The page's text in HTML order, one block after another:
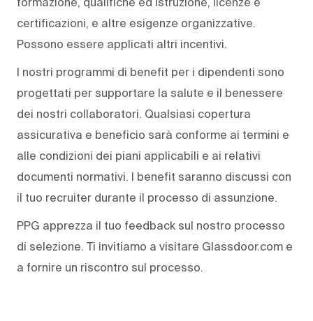
certificazioni, e altre esigenze organizzative.
Possono essere applicati altri incentivi.
I nostri programmi di benefit per i dipendenti sono
progettati per supportare la salute e il benessere
dei nostri collaboratori. Qualsiasi copertura
assicurativa e beneficio sarà conforme ai termini e
alle condizioni dei piani applicabili e ai relativi
documenti normativi. I benefit saranno discussi con
il tuo recruiter durante il processo di assunzione.
PPG apprezza il tuo feedback sul nostro processo
di selezione. Ti invitiamo a visitare Glassdoor.com e
a fornire un riscontro sul processo.